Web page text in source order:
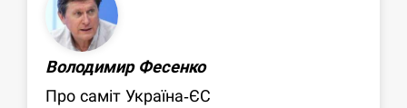
Володимир Фесенко
Про саміт Україна-ЄС